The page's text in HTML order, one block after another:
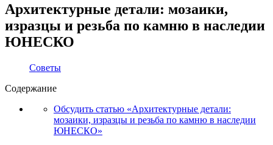
Архитектурные детали: мозаики,
изразцы и резьба по камню в наследии
ЮНЕСКО
Советы
Содержание
Обсудить статью «Архитектурные детали:
мозаики, изразцы и резьба по камню в наследии
ЮНЕСКО»